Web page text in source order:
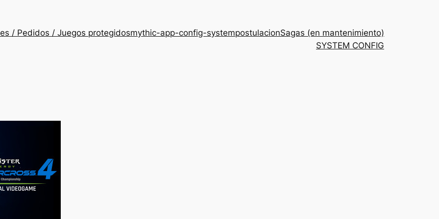
/ Pedidos / Juegos protegidosmythic-app-config-systempostulacionSagas (en mantenimiento)
SYSTEM CONFIG